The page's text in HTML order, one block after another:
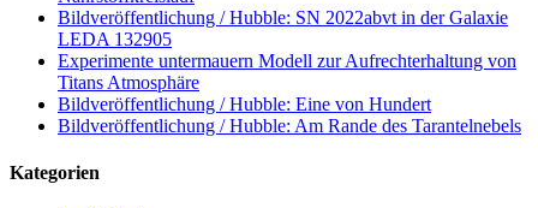
Bildveröffentlichung / Hubble: SN 2022abvt in der Galaxie
LEDA 132905
Experimente untermauern Modell zur Aufrechterhaltung von
Titans Atmosphäre
Bildveröffentlichung / Hubble: Eine von Hundert
Bildveröffentlichung / Hubble: Am Rande des Tarantelnebels
Kategorien